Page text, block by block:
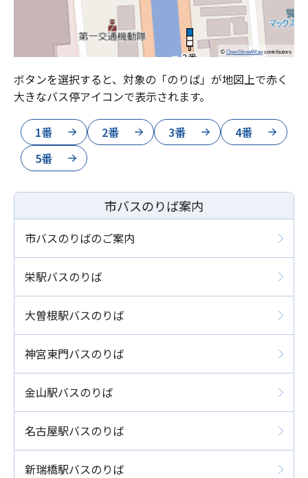
© OpenStreetMap contributors
ボタンを選択すると、対象の「のりば」が地図上で赤く
大きなバス停アイコンで表示されます。
1番 2番 3番
4番
5番
市バスのりば案内
市バスのりばのご案内
栄駅バスのりば
大曽根駅バスのりば
神宮東門バスのりば
金山駅バスのりば
名古屋駅バスのりば
新瑞橋駅バスのりば